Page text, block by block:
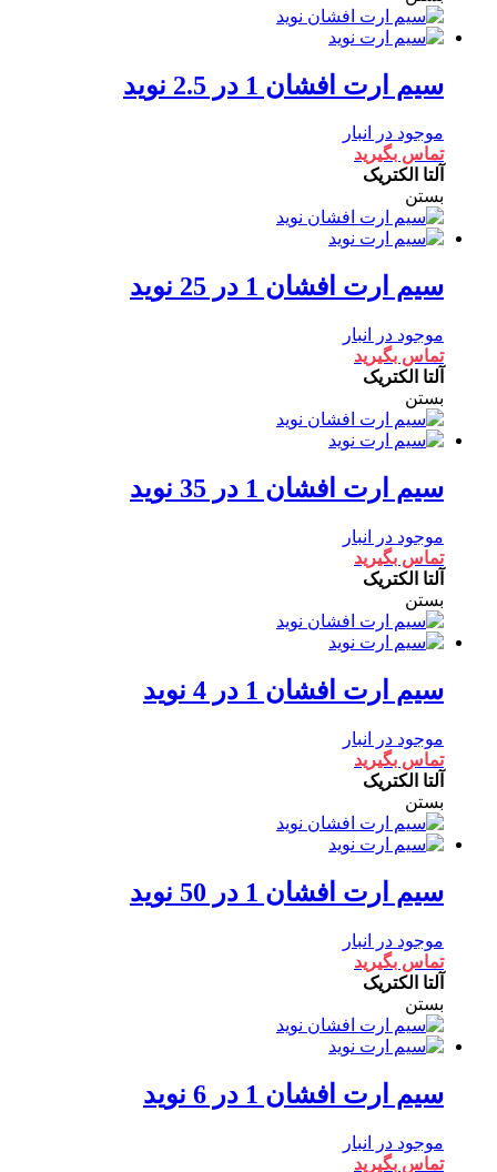
سیم ارت افشان 1 در 2.5 نوید
موجود در انبار
تماس بگیرید
آلتا الکتریک
بستن
سیم ارت افشان 1 در 25 نوید
موجود در انبار
تماس بگیرید
آلتا الکتریک
بستن
سیم ارت افشان 1 در 35 نوید
موجود در انبار
تماس بگیرید
آلتا الکتریک
بستن
سیم ارت افشان 1 در 4 نوید
موجود در انبار
تماس بگیرید
آلتا الکتریک
بستن
سیم ارت افشان 1 در 50 نوید
موجود در انبار
تماس بگیرید
آلتا الکتریک
بستن
سیم ارت افشان 1 در 6 نوید
موجود در انبار
تماس بگیرید